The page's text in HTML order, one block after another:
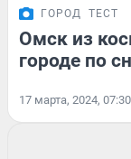
ГОРОД ТЕСТ
Омск из
городе по
17 марта, 2024, 07:30